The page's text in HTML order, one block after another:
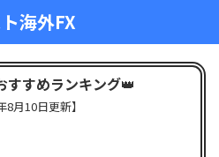
海外FX
すすめランキング👑
8月10日更新】